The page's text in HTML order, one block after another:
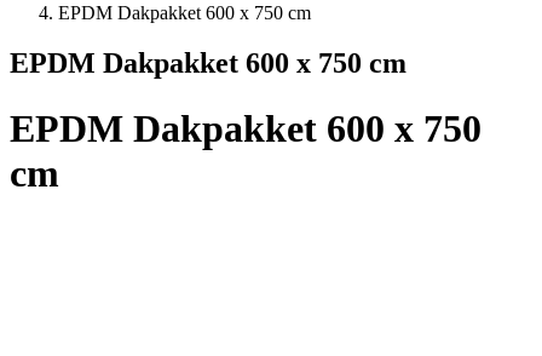
EPDM Dakpakket 600 x 750 cm
EPDM Dakpakket 600 x 750 cm
EPDM Dakpakket 600 x 750
cm